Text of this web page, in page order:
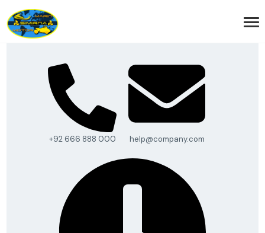
+92 666 888 000 help@company.com